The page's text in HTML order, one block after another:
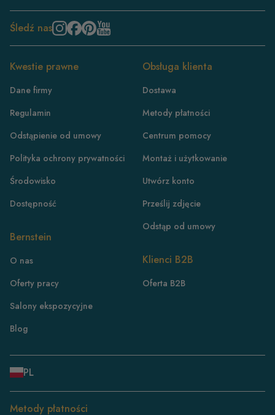
Śledź nas
Kwestie prawne
Dane firmy
Regulamin
Odstąpienie od umowy
Polityka ochrony prywatności
Środowisko
Dostępność
Bernstein
O nas
Oferty pracy
Salony ekspozycyjne
Blog
Obsługa klienta
Dostawa
Metody płatności
Centrum pomocy
Montaż i użytkowanie
Utwórz konto
Prześlij zdjęcie
Odstąp od umowy
Klienci B2B
Oferta B2B
PL
DE
FR
CH/DE
ES
Metody płatności